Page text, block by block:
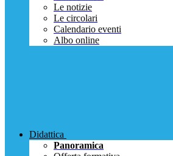
Le notizie
Le circolari
Calendario eventi
Albo online
Didattica
Panoramica